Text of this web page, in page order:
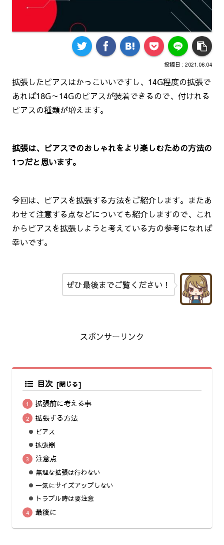
2021.06.04
拡張したピアスはかっこいいですし、14G程度の拡張で
あれば18G～14Gのピアスが装着できるので、付けれる
ピアスの種類が増えます。
拡張は、ピアスでのおしゃれをより楽しむための方法の
1つだと思います。
今回は、ピアスを拡張する方法をご紹介します。またあ
わせて注意する点などについても紹介しますので、これ
からピアスを拡張しようと考えている方の参考になれば
幸いです。
ぜひ最後までご覧ください！
スポンサーリンク
目次
拡張前に考える事
拡張する方法
ピアス
拡張器
注意点
無理な拡張は行わない
一気にサイズアップしない
トラブル時は要注意
最後に